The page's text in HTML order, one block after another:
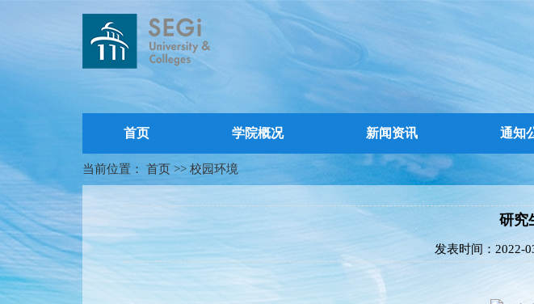
首页 学院概况 新闻资讯 通知
当前位置： 首页 >> 校园环境
研究
发表时间： 2022-